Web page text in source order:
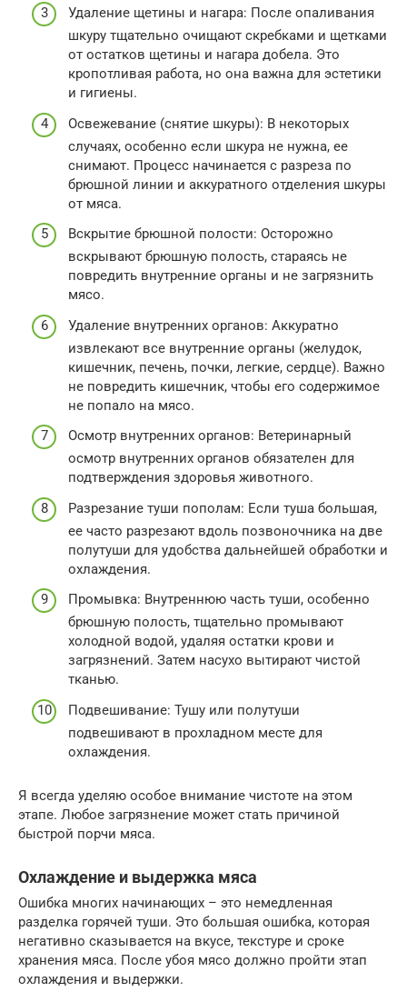
Удаление щетины и нагара: После опаливания
шкуру тщательно очищают скребками и щетками
от остатков щетины и нагара добела. Это
кропотливая работа, но она важна для эстетики
и гигиены.
Освежевание (снятие шкуры): В некоторых
случаях, особенно если шкура не нужна, ее
снимают. Процесс начинается с разреза по
брюшной линии и аккуратного отделения шкуры
от мяса.
Вскрытие брюшной полости: Осторожно
вскрывают брюшную полость, стараясь не
повредить внутренние органы и не загрязнить
мясо.
Удаление внутренних органов: Аккуратно
извлекают все внутренние органы (желудок,
кишечник, печень, почки, легкие, сердце). Важно
не повредить кишечник, чтобы его содержимое
не попало на мясо.
Осмотр внутренних органов: Ветеринарный
осмотр внутренних органов обязателен для
подтверждения здоровья животного.
Разрезание туши пополам: Если туша большая,
ее часто разрезают вдоль позвоночника на две
полутуши для удобства дальнейшей обработки и
охлаждения.
Промывка: Внутреннюю часть туши, особенно
брюшную полость, тщательно промывают
холодной водой, удаляя остатки крови и
загрязнений. Затем насухо вытирают чистой
тканью.
Подвешивание: Тушу или полутуши
подвешивают в прохладном месте для
охлаждения.
Я всегда уделяю особое внимание чистоте на этом
этапе. Любое загрязнение может стать причиной
быстрой порчи мяса.
Охлаждение и выдержка мяса
Ошибка многих начинающих – это немедленная
разделка горячей туши. Это большая ошибка, которая
негативно сказывается на вкусе, текстуре и сроке
хранения мяса. После убоя мясо должно пройти этап
охлаждения и выдержки.